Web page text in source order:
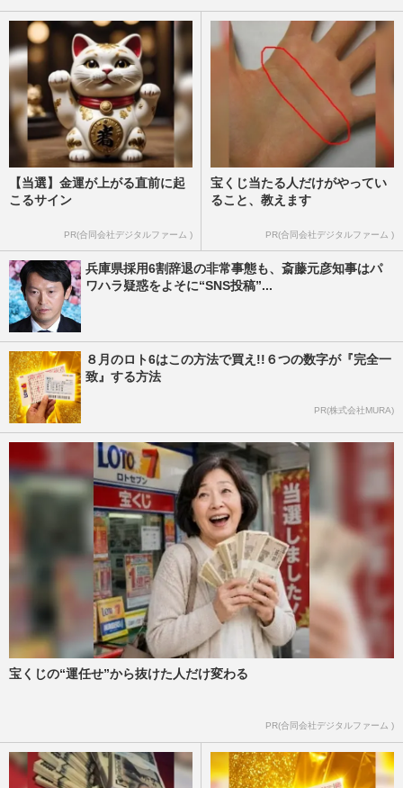
システム？」の声があがる…
週刊女性PRIME 2024/12/26
【当選】金運が上がる直前に起
こるサイン
PR(合同会社デジタルファーム )
宝くじ当たる人だけがやってい
ること、教えます
PR(合同会社デジタルファーム )
兵庫県採用6割辞退の非常事態も、斎藤元彦知事はパ
ワハラ疑惑をよそに“SNS投稿”...
８月のロト6はこの方法で買え!!６つの数字が『完全一
致』する方法
PR(株式会社MURA)
宝くじの“運任せ”から抜けた人だけ変わる
PR(合同会社デジタルファーム )